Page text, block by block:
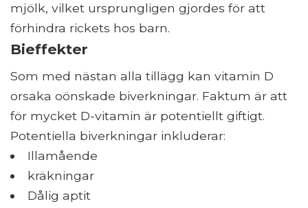
mjölk, vilket ursprungligen gjordes för att
förhindra rickets hos barn.
Bieffekter
Som med nästan alla tillägg kan vitamin D
orsaka oönskade biverkningar. Faktum är att
för mycket D-vitamin är potentiellt giftigt.
Potentiella biverkningar inkluderar:
Illamående
kräkningar
Dålig aptit